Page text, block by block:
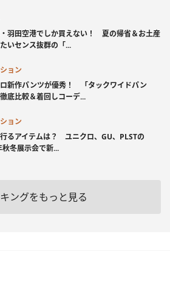
羽田空港でしか買えない！ 夏の帰省＆お土産
いセンス抜群の「...
ョン
新作パンツが優秀！ 「タックワイドパン
底比較＆着回しコーデ...
ョン
るアイテムは？ ユニクロ、GU、PLSTの
冬展示会で新...
ングをもっと見る